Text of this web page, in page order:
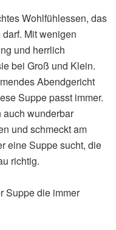
Wohlfühlessen, das
Mit wenigen
und herrlich
bei Groß und Klein.
Abendgericht
Suppe passt immer.
auch wunderbar
und schmeckt am
eine Suppe sucht, die
richtig.
Suppe die immer